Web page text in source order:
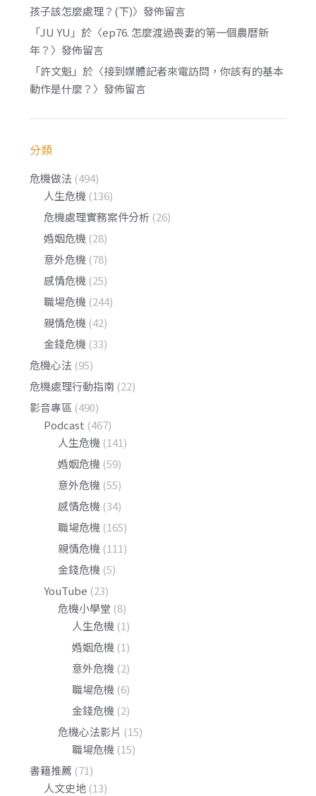
孩子該怎麼處理？(下)〉發佈留言
「JU YU 」於〈ep76. 怎麼渡過喪妻的第一個農曆新
年？ 〉發佈留言
「許文魁」於〈接到媒體記者來電訪問，你該有的基本
動作是什麼？ 〉發佈留言
分類
危機做法 (494)
人生危機 (136)
危機處理實務案件分析 (26)
婚姻危機 (28)
意外危機 (78)
感情危機 (25)
職場危機 (244)
親情危機 (42)
金錢危機 (33)
危機心法 (95)
危機處理行動指南 (22)
影音專區 (490)
Podcast (467)
人生危機 (141)
婚姻危機 (59)
意外危機 (55)
感情危機 (34)
職場危機 (165)
親情危機 (111)
金錢危機 (5)
YouTube (23)
危機小學堂 (8)
人生危機 (1)
婚姻危機 (1)
意外危機 (2)
職場危機 (6)
金錢危機 (2)
危機心法影片 (15)
職場危機 (15)
書籍推薦 (71)
人文史地 (13)